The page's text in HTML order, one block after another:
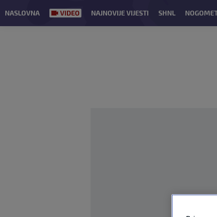
NASLOVNA NAJNOVIJE VIJESTI SHNL